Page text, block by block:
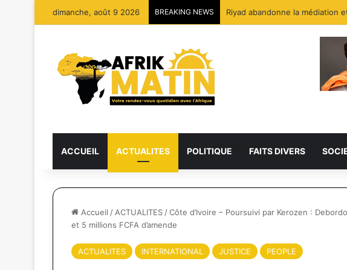
dimanche, août 9 2026 BREAKING NEWS
ACCUEIL ACTUALITES POLITIQUE FAITS DIVERS
Accueil / ACTUALITES /Côte d’Ivoire – Poursuivi par Kerozen :
et 5 millions FCFA d’amende
ACTUALITES INTERNATIONAL JUSTICE PEOPLE